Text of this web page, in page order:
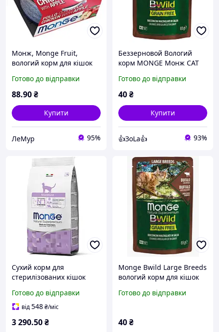
Монж, Monge Fruit,
вологий корм для кішок
80 г курка/яблуко
Готово до відправки
88.90₴
Купити
ЛеМур 95%
Беззерновой Вологий
корм MONGE Монж CAT
буйвол (Для кішок
великих порід з 2-х
Готово до відправки
40₴
Купити
👍ЗоLa👍 93%
Сухий корм для
стерилізованих кішок
sterilised з куркою, 10 кг
Готово до відправки
від548₴/міс
3 290.50₴
Monge Bwild Large Breeds
вологий корм для кішок
беззерновий консерви 85
Готово до відправки
40₴